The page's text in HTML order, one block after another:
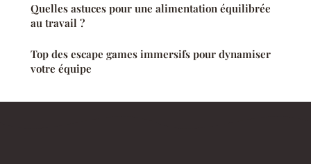
Quelles astuces pour une alimentation équilibrée
au travail ?
Top des escape games immersifs pour dynamiser
votre équipe